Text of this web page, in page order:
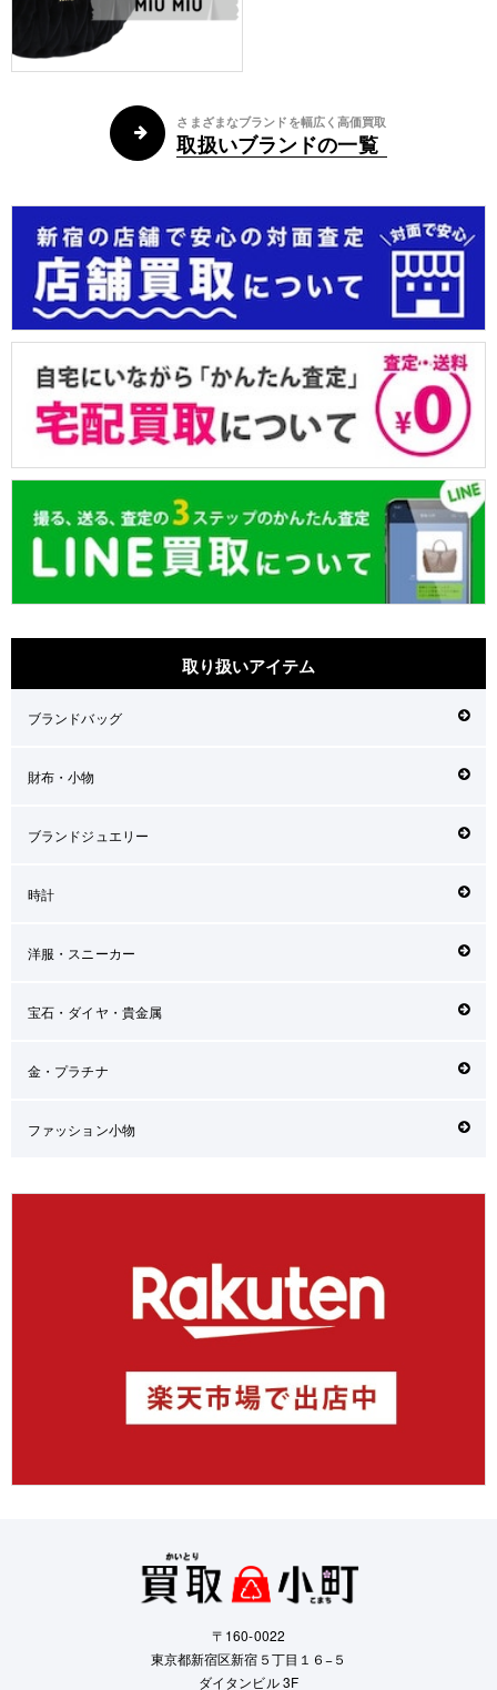
さまざまなブランドを幅広く高価買取
取扱いブランドの一覧
取り扱いアイテム
ブランドバッグ
財布・小物
ブランドジュエリー
時計
洋服・スニーカー
宝石・ダイヤ・貴金属
金・プラチナ
ファッション小物
〒160-0022
東京都新宿区新宿５丁目１６−５
ダイタンビル 3F